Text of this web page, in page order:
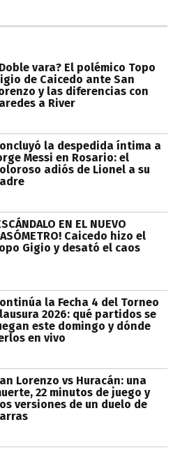
vara? El polémico Topo
de Caicedo ante San
y las diferencias con
a River
la despedida íntima a
Messi en Rosario: el
adiós de Lionel a su
EN EL NUEVO
Caicedo hizo el
Gigio y desató el caos
la Fecha 4 del Torneo
2026: qué partidos se
este domingo y dónde
en vivo
Lorenzo vs Huracán: una
22 minutos de juego y
versiones de un duelo de